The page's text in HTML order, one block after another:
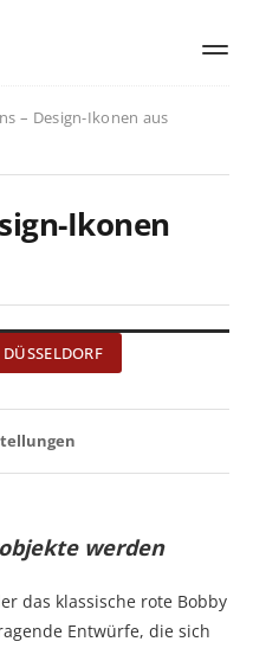
– Design-Ikonen aus
Ikonen
werden
das klassische rote Bobby
Entwürfe, die sich